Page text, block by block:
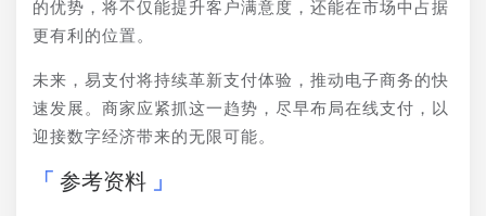
的优势，将不仅能提升客户满意度，还能在市场中占据
更有利的位置。
未来，易支付将持续革新支付体验，推动电子商务的快
速发展。商家应紧抓这一趋势，尽早布局在线支付，以
迎接数字经济带来的无限可能。
参考资料